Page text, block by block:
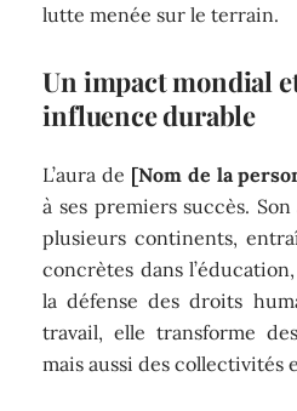
lutte menée sur le terrain.
Un impact mondial
influence durable
L’aura de [Nom de la
à ses premiers succès.
plusieurs continents,
concrètes dans
la défense des droits
travail, elle transforme
mais aussi des collectivités